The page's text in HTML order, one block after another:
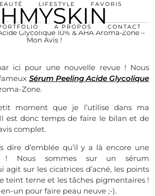
LIFESTYLE FAVORIS
A PROPOS CONTACT
DÉCEMBRE 2021 BEAUTÉ
Glycolique 10% & AHA Aroma-Zone –
Mon Avis !
ici pour une nouvelle revue ! Nous
Sérum Peeling Acide Glycolique
Zone.
moment que je l’utilise dans ma
est donc temps de faire le bilan et de
complet.
dire d’emblée qu’il y a là encore une
! Nous sommes sur un sérum
sur les cicatrices d’acné, les points
teint terne et les tâches pigmentaires !
un pour faire peau neuve ;-).